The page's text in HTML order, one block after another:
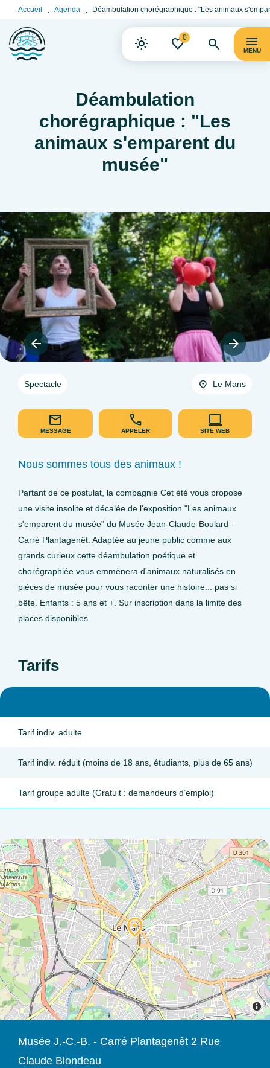
Accueil Agenda Déambulation chorégraphique : "Les animaux
0
MENU
Déambulation
chorégraphique : "Les
animaux s'emparent du
musée"
Spectacle Le Mans
MESSAGE APPELER SITE WEB
Nous sommes tous des animaux !
Partant de ce postulat, la compagnie Cet été vous propose
une visite insolite et décalée de l'exposition "Les animaux
s'emparent du musée" du Musée Jean-Claude-Boulard -
Carré Plantagenêt. Adaptée au jeune public comme aux
grands curieux cette déambulation poétique et
chorégraphiée vous emmènera d'animaux naturalisés en
pièces de musée pour vous raconter une histoire... pas si
bête. Enfants : 5 ans et +. Sur inscription dans la limite des
places disponibles.
Tarifs
Tarif indiv. adulte
Tarif indiv. réduit (moins de 18 ans, étudiants, plus de 65 ans)
Tarif groupe adulte (Gratuit : demandeurs d’emploi)
Musée J.-C.-B. - Carré Plantagenêt 2 Rue
Claude Blondeau